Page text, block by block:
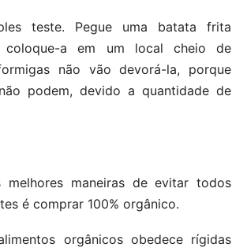
teste. Pegue uma batata frita
coloque-a em um local cheio de
não vão devorá-la, porque
podem, devido a quantidade de
melhores maneiras de evitar todos
é comprar 100% orgânico.
orgânicos obedece rígidas